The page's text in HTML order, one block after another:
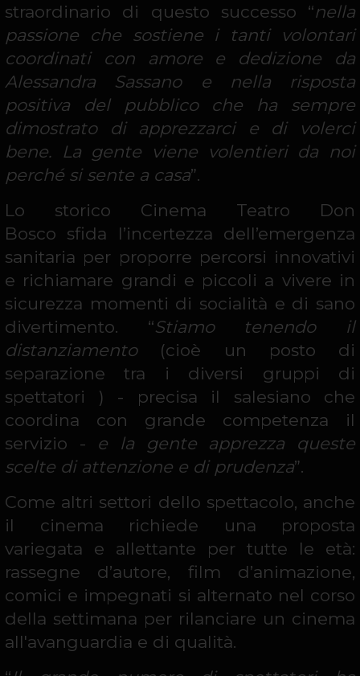
straordinario di questo successo “nella
passione che sostiene i tanti volontari
coordinati con amore e dedizione da
Alessandra Sassano e nella risposta
positiva del pubblico che ha sempre
dimostrato di apprezzarci e di volerci
bene. La gente viene volentieri da noi
perché si sente a casa”.
Lo storico Cinema Teatro Don
Bosco sfida l’incertezza dell’emergenza
sanitaria per proporre percorsi innovativi
e richiamare grandi e piccoli a vivere in
sicurezza momenti di socialità e di sano
divertimento. “Stiamo tenendo il
distanziamento(cioè un posto di
separazione tra i diversi gruppi di
spettatori ) - precisa il salesiano che
coordina con grande competenza il
servizio - e la gente apprezza queste
scelte di attenzione e di prudenza”.
Come altri settori dello spettacolo, anche
il cinema richiede una proposta
variegata e allettante per tutte le età:
rassegne d’autore, film d’animazione,
comici e impegnati si alternato nel corso
della settimana per rilanciare un cinema
all'avanguardia e di qualità.